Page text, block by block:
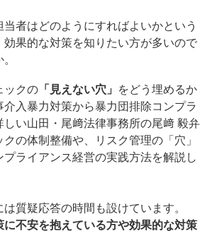
当者はどのようにすればよいかという
果的な対策を知りたい方が多いので
ックの 「見えない穴」 をどう埋めるか
介入暴力対策から暴力団排除コンプラ
い山田・尾﨑法律事務所の尾﨑 毅弁
の体制整備や、リスク管理の「穴」
プライアンス経営の実践方法を解説し
質疑応答の時間も設けています。
に不安を抱えている方や効果的な対策